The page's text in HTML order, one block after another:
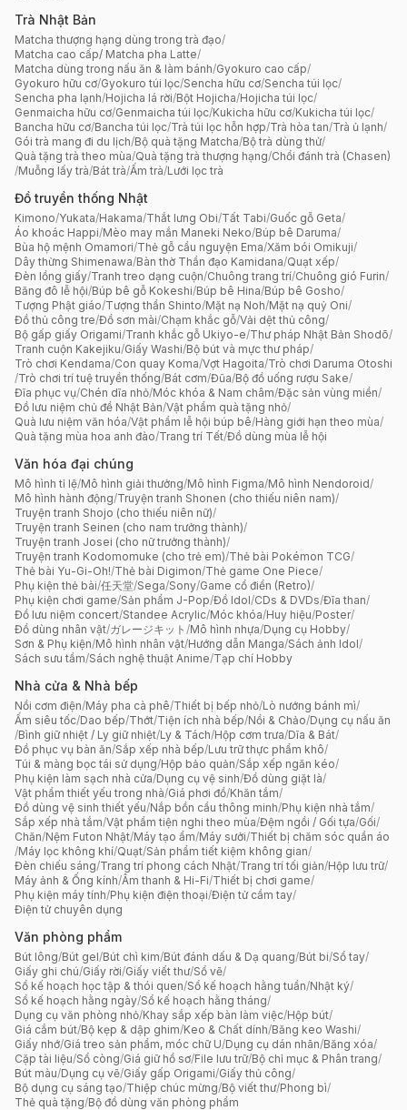
Trà Nhật Bản
Matcha thượng hạng dùng trong trà đạo/
Matcha cao cấp/ Matcha pha Latte/
Matcha dùng trong nấu ăn & làm bánh/Gyokuro cao cấp/
Gyokuro hữu cơ/Gyokuro túi lọc/Sencha hữu cơ/Sencha túi lọc/
Sencha pha lạnh/Hojicha lá rời/Bột Hojicha/Hojicha túi lọc/
Genmaicha hữu cơ/Genmaicha túi lọc/Kukicha hữu cơ/Kukicha túi lọc/
Bancha hữu cơ/Bancha túi lọc/Trà túi lọc hỗn hợp/Trà hòa tan/Trà ủ lạnh/
Gói trà mang đi du lịch/Bộ quà tặng Matcha/Bộ trà dùng thử/
Quà tặng trà theo mùa/Quà tặng trà thượng hạng/Chổi đánh trà (Chasen)
/Muỗng lấy trà/Bát trà/Ấm trà/Lưới lọc trà
Đồ truyền thống Nhật
Kimono/Yukata/Hakama/Thắt lưng Obi/Tất Tabi/Guốc gỗ Geta/
Áo khoác Happi/Mèo may mắn Maneki Neko/Búp bê Daruma/
Bùa hộ mệnh Omamori/Thẻ gỗ cầu nguyện Ema/Xăm bói Omikuji/
Dây thừng Shimenawa/Bàn thờ Thần đạo Kamidana/Quạt xếp/
Đèn lồng giấy/Tranh treo dạng cuộn/Chuông trang trí/Chuông gió Furin/
Băng đô lễ hội/Búp bê gỗ Kokeshi/Búp bê Hina/Búp bê Gosho/
Tượng Phật giáo/Tượng thần Shinto/Mặt nạ Noh/Mặt nạ quỷ Oni/
Đồ thủ công tre/Đồ sơn mài/Chạm khắc gỗ/Vải dệt thủ công/
Bộ gấp giấy Origami/Tranh khắc gỗ Ukiyo-e/Thư pháp Nhật Bản Shodō/
Tranh cuộn Kakejiku/Giấy Washi/Bộ bút và mực thư pháp/
Trò chơi Kendama/Con quay Koma/Vợt Hagoita/Trò chơi Daruma Otoshi
/Trò chơi trí tuệ truyền thống/Bát cơm/Đũa/Bộ đồ uống rượu Sake/
Đĩa phục vụ/Chén dĩa nhỏ/Móc khóa & Nam châm/Đặc sản vùng miền/
Đồ lưu niệm chủ đề Nhật Bản/Vật phẩm quà tặng nhỏ/
Quà lưu niệm văn hóa/Vật phẩm lễ hội búp bê/Hàng giới hạn theo mùa/
Quà tặng mùa hoa anh đào/Trang trí Tết/Đồ dùng mùa lễ hội
Văn hóa đại chúng
Mô hình tỉ lệ/Mô hình giải thưởng/Mô hình Figma/Mô hình Nendoroid/
Mô hình hành động/Truyện tranh Shonen (cho thiếu niên nam)/
Truyện tranh Shojo (cho thiếu niên nữ)/
Truyện tranh Seinen (cho nam trưởng thành)/
Truyện tranh Josei (cho nữ trưởng thành)/
Truyện tranh Kodomomuke (cho trẻ em)/Thẻ bài Pokémon TCG/
Thẻ bài Yu-Gi-Oh!/Thẻ bài Digimon/Thẻ game One Piece/
Phụ kiện thẻ bài/任天堂/Sega/Sony/Game cổ điển (Retro)/
Phụ kiện chơi game/Sản phẩm J-Pop/Đồ Idol/CDs & DVDs/Đĩa than/
Đồ lưu niệm concert/Standee Acrylic/Móc khóa/Huy hiệu/Poster/
Đồ dùng nhân vật/ガレージキット /Mô hình nhựa/Dụng cụ Hobby/
Sơn & Phụ kiện/Mô hình nhân vật/Hướng dẫn Manga/Sách ảnh Idol/
Sách sưu tầm/Sách nghệ thuật Anime/Tạp chí Hobby
Nhà cửa & Nhà bếp
Nồi cơm điện/Máy pha cà phê/Thiết bị bếp nhỏ/Lò nướng bánh mì/
Ấm siêu tốc/Dao bếp/Thớt/Tiện ích nhà bếp/Nồi & Chảo/Dụng cụ nấu ăn
/Bình giữ nhiệt / Ly giữ nhiệt/Ly & Tách/Hộp cơm trưa/Dĩa & Bát/
Đồ phục vụ bàn ăn/Sắp xếp nhà bếp/Lưu trữ thực phẩm khô/
Túi & màng bọc tái sử dụng/Hộp bảo quản/Sắp xếp ngăn kéo/
Phụ kiện làm sạch nhà cửa/Dụng cụ vệ sinh/Đồ dùng giặt là/
Vật phẩm thiết yếu trong nhà/Giá phơi đồ/Khăn tắm/
Đồ dùng vệ sinh thiết yếu/Nắp bồn cầu thông minh/Phụ kiện nhà tắm/
Sắp xếp nhà tắm/Vật phẩm tiện nghi theo mùa/Đệm ngồi / Gối tựa/Gối/
Chăn/Nệm Futon Nhật/Máy tạo ẩm/Máy sưởi/Thiết bị chăm sóc quần áo
/Máy lọc không khí/Quạt/Sản phẩm tiết kiệm không gian/
Đèn chiếu sáng/Trang trí phong cách Nhật/Trang trí tối giản/Hộp lưu trữ/
Máy ảnh & Ống kính/Âm thanh & Hi-Fi/Thiết bị chơi game/
Phụ kiện máy tính/Phụ kiện điện thoại/Điện tử cầm tay/
Điện tử chuyên dụng
Văn phòng phẩm
Bút lông/Bút gel/Bút chì kim/Bút đánh dấu & Dạ quang/Bút bi/Sổ tay/
Giấy ghi chú/Giấy rời/Giấy viết thư/Sổ vẽ/
Sổ kế hoạch học tập & thói quen/Sổ kế hoạch hằng tuần/Nhật ký/
Sổ kế hoạch hằng ngày/Sổ kế hoạch hằng tháng/
Dụng cụ văn phòng nhỏ/Khay sắp xếp bàn làm việc/Hộp bút/
Giá cắm bút/Bộ kẹp & dập ghim/Keo & Chất dính/Băng keo Washi/
Giấy nhớ/Giá treo sản phẩm, móc chữ U/Dụng cụ dán nhãn/Băng xóa/
Cặp tài liệu/Sổ còng/Giá giữ hồ sơ/File lưu trữ/Bộ chỉ mục & Phân trang/
Bút màu/Dụng cụ vẽ/Giấy gấp Origami/Giấy thủ công/
Bộ dụng cụ sáng tạo/Thiệp chúc mừng/Bộ viết thư/Phong bì/
Thẻ quà tặng/Bộ đồ dùng văn phòng phẩm